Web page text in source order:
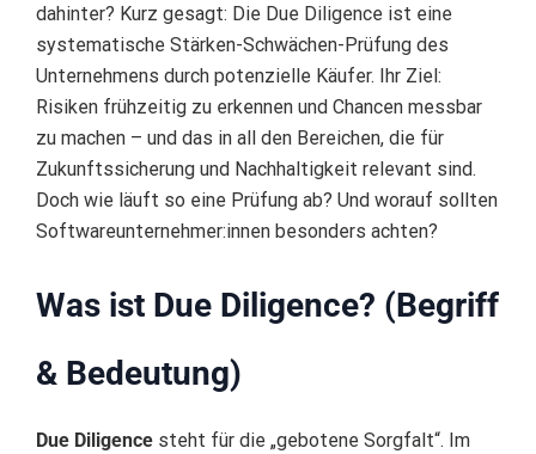
dahinter? Kurz gesagt: Die Due Diligence ist eine
systematische Stärken-Schwächen-Prüfung des
Unternehmens durch potenzielle Käufer. Ihr Ziel:
Risiken frühzeitig zu erkennen und Chancen messbar
zu machen – und das in all den Bereichen, die für
Zukunftssicherung und Nachhaltigkeit relevant sind.
Doch wie läuft so eine Prüfung ab? Und worauf sollten
Softwareunternehmer:innen besonders achten?
Was ist Due Diligence? (Begriff
& Bedeutung)
Due Diligence steht für die „gebotene Sorgfalt“. Im